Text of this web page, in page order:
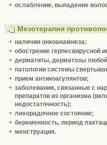
ослабление, выпадение
Мезотерапия
наличии онкоанамнеза;
обострение герпесвирусной
дерматиты, дерматозы любой
патологии системы
прием антикоагулянтов;
заболевания, связанные с
препаратов из организма
недостаточность);
лихорадочное состояние;
беременность, период
менструация.